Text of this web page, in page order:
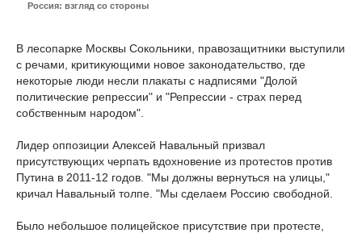
Россия: взгляд со стороны
В лесопарке Москвы Сокольники, правозащитники выступили
с речами, критикующими новое законодательство, где
некоторые люди несли плакаты с надписями "Долой
политические репрессии" и "Репрессии - страх перед
собственным народом".
Лидер оппозиции Алексей Навальный призвал
присутствующих черпать вдохновение из протестов против
Путина в 2011-12 годов. "Мы должны вернуться на улицы,"
кричал Навальный толпе. "Мы сделаем Россию свободной.
Было небольшое полицейское присутствие при протесте,